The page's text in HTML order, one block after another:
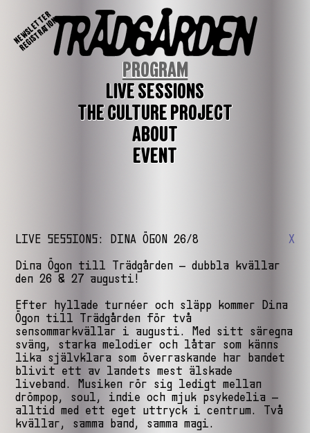
NEWSLETTER
REGISTRATION
PROGRAM
LIVE SESSIONS
THE CULTURE PROJECT
ABOUT
EVENT
LIVE SESSIONS: DINA ÖGON 26/8
Dina Ögon till Trädgården – dubbla kvällar
den 26 & 27 augusti!
Efter hyllade turnéer och släpp kommer Dina
Ögon till Trädgården för två
sensommarkvällar i augusti. Med sitt säregna
sväng, starka melodier och låtar som känns
lika självklara som överraskande har bandet
blivit ett av landets mest älskade
liveband. Musiken rör sig ledigt mellan
drömpop, soul, indie och mjuk psykedelia –
alltid med ett eget uttryck i centrum. Två
kvällar, samma band, samma magi.
X